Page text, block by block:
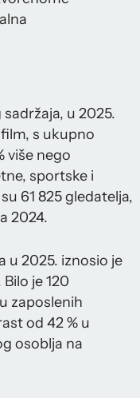
u 2025.
s ukupno
više nego
sportske i
61 825 gledatelja,
2024.
u 2025. iznosio je
je 120
zaposlenih
od 42 % u
osoblja na